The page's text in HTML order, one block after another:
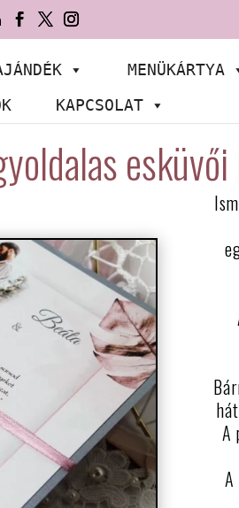
MENÜKÁRTYA
KAPCSOLAT
A